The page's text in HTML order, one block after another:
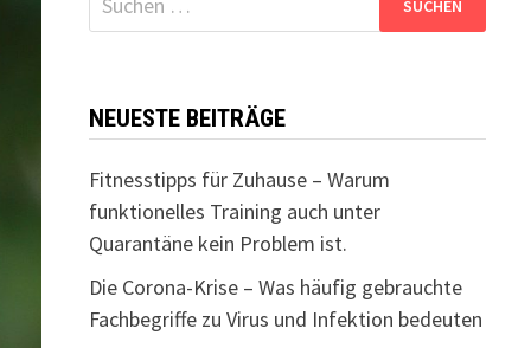
nach:
NEUESTE BEITRÄGE
Fitnesstipps für Zuhause – Warum
funktionelles Training auch unter
Quarantäne kein Problem ist.
Die Corona-Krise – Was häufig gebrauchte
Fachbegriffe zu Virus und Infektion bedeuten